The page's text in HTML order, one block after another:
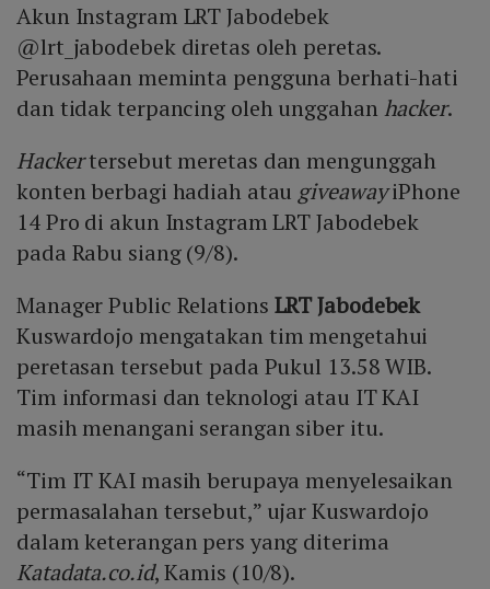
Akun Instagram LRT Jabodebek
@lrt_jabodebek diretas oleh peretas.
Perusahaan meminta pengguna berhati-hati
dan tidak terpancing oleh unggahan hacker.
Hackertersebut meretas dan mengunggah
konten berbagi hadiah ataugiveawayiPhone
14 Pro di akun Instagram LRT Jabodebek
pada Rabu siang (9/8).
Manager Public Relations LRT Jabodebek
Kuswardojo mengatakan tim mengetahui
peretasan tersebut pada Pukul 13.58 WIB.
Tim informasi dan teknologi atau IT KAI
masih menangani serangan siber itu.
“Tim IT KAI masih berupaya menyelesaikan
permasalahan tersebut,” ujar Kuswardojo
dalam keterangan pers yang diterima
Katadata.co.id, Kamis (10/8).